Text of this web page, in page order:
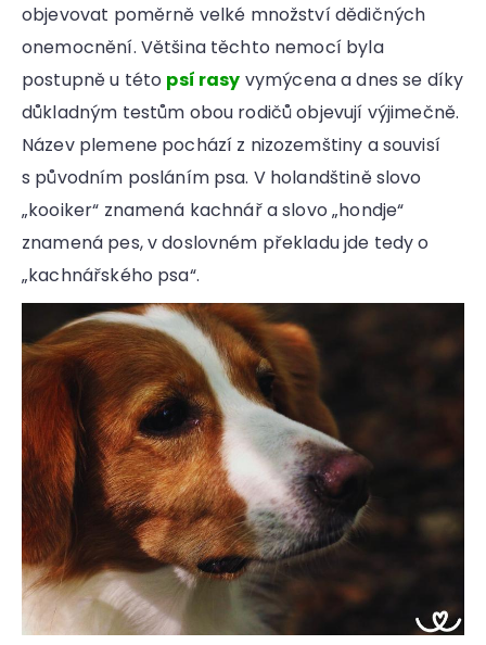
objevovat poměrně velké množství dědičných
onemocnění. Většina těchto nemocí byla
postupně u této psí rasy vymýcena a dnes se díky
důkladným testům obou rodičů objevují výjimečně.
Název plemene pochází z nizozemštiny a souvisí
s původním posláním psa. V holandštině slovo
„kooiker“ znamená kachnář a slovo „hondje“
znamená pes, v doslovném překladu jde tedy o
„kachnářského psa“.